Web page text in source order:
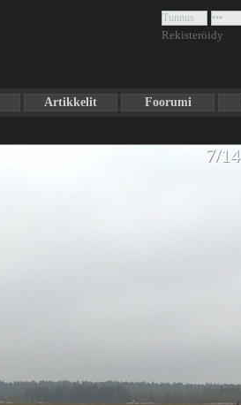
Rekisteröidy
Artikkelit Foorumi
7/14